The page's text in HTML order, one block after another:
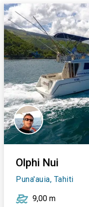
Olphi Nui
Puna'auia, Tahiti
9,00 m